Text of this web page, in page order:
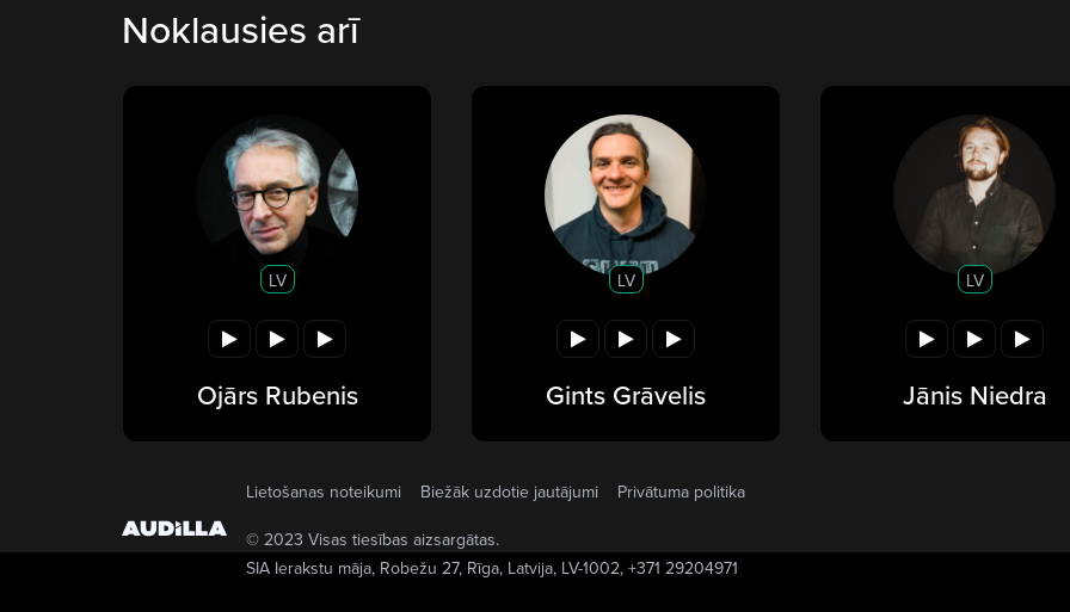
Noklausies arī
LV
Ojārs Rubenis
LV
Gints Grāvelis
LV
Jānis Niedra
Lietošanas noteikumi Biežāk uzdotie jautājumi
Privātuma politika
© 2023 Visas tiesības aizsargātas.
SIA Ierakstu māja, Robežu 27, Rīga, Latvija, LV-1002, +371 29204971